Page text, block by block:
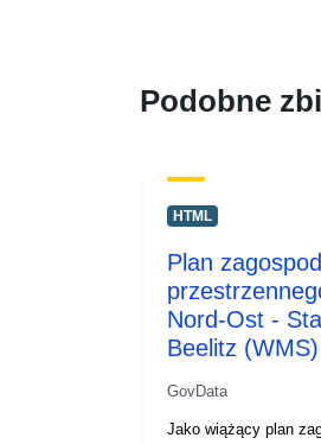
Podobne
HTML
Plan
Nord-Ost -
Beelitz (WMS)
GovData
Jako wiążący plan